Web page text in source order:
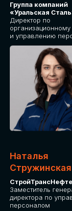
Группа компаний
«Уральская
Директор по
и управлению
Наталья
Стружинская
Заместитель
директора по
персоналом
Приглашаем
TECH FORUM и
опытом и
сотрудничеству!
СТАТЬ
IT Solutions for